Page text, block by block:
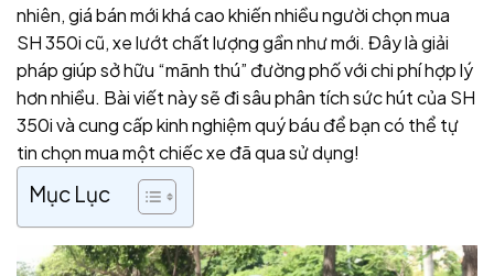
nhiên, giá bán mới khá cao khiến nhiều người chọn mua
SH 350i cũ, xe lướt chất lượng gần như mới. Đây là giải
pháp giúp sở hữu “mãnh thú” đường phố với chi phí hợp lý
hơn nhiều. Bài viết này sẽ đi sâu phân tích sức hút của SH
350i và cung cấp kinh nghiệm quý báu để bạn có thể tự
tin chọn mua một chiếc xe đã qua sử dụng!
Mục Lục